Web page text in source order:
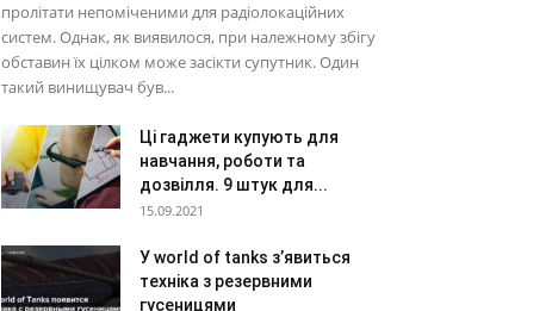
пролітати непоміченими для радіолокаційних
систем. Однак, як виявилося, при належному збігу
обставин їх цілком може засікти супутник. Один
такий винищувач був...
Ці гаджети купують для
навчання, роботи та
дозвілля. 9 штук для...
15.09.2021
У world of tanks з’явиться
техніка з резервними
гусеницями